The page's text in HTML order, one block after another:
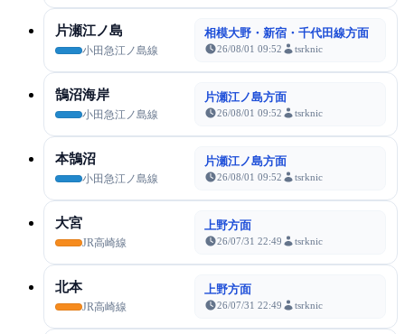
片瀬江ノ島
小田急江ノ島線
相模大野・新宿・千代田線方面
26/08/01 09:52 tsrknic
鵠沼海岸
小田急江ノ島線
片瀬江ノ島方面
26/08/01 09:52 tsrknic
本鵠沼
小田急江ノ島線
片瀬江ノ島方面
26/08/01 09:52 tsrknic
大宮
JR高崎線
上野方面
26/07/31 22:49 tsrknic
北本
JR高崎線
上野方面
26/07/31 22:49 tsrknic